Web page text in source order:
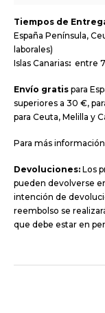
Tiempos de
España Península,
laborales)
Islas Canarias: entre 7
Envío gratis para
superiores a 30 €,
para Ceuta, Melilla y
Para más
Devoluciones: Los
pueden devolverse
intención de
reembolso se
que debe estar en